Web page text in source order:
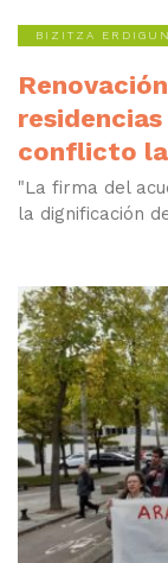
BIZITZA
conflicto
"La firma del
la dignificación